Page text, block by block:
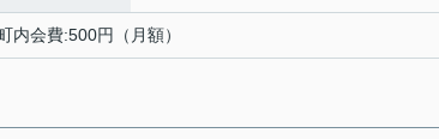
会費:500円（月額）